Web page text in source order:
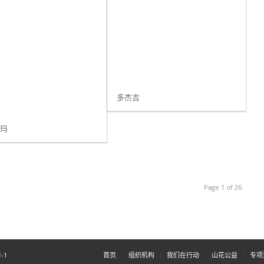
多杰吉
Page 1 of 26
1 首页 组织机构 我们在行动 山花公益 专